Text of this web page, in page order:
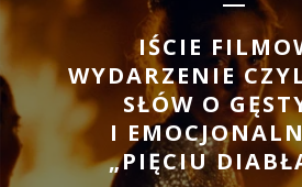
IŚCIE
WYDARZENIE
SŁÓW O
I
„PIĘCIU